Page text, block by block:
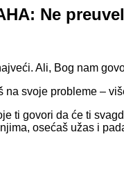
Ne
Ali, Bog nam
na svoje probleme –
ti govori da će ti
osećaš užas i